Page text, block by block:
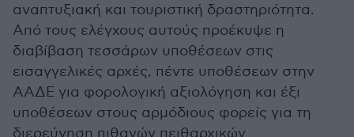
αναπτυξιακή και τουριστική δραστηριότητα.
Από τους ελέγχους αυτούς προέκυψε η
διαβίβαση τεσσάρων υποθέσεων στις
εισαγγελικές αρχές, πέντε υποθέσεων στην
ΑΑΔΕ για φορολογική αξιολόγηση και έξι
υποθέσεων στους αρμόδιους φορείς για τη
διερεύνηση πιθανών πειθαρχικών